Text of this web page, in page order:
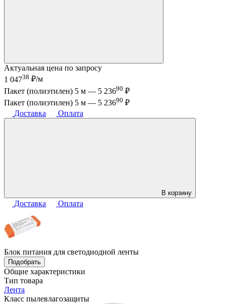
Актуальная цена по запросу
1 04738 ₽/м
Пакет (полиэтилен) 5 м — 5 23690 ₽
Пакет (полиэтилен) 5 м — 5 23690 ₽
Доставка
Оплата
В корзину
Доставка Оплата
Блок питания для светодиодной ленты
Подобрать
Общие характеристики
Тип товара
Лента
Класс пылевлагозащиты